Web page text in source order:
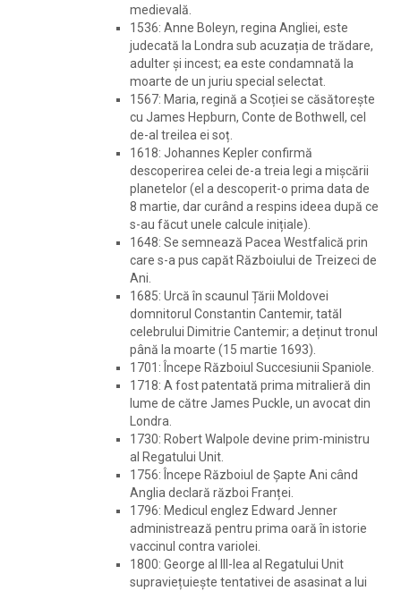
medievală.
1536: Anne Boleyn, regina Angliei, este
judecată la Londra sub acuzația de trădare,
adulter și incest; ea este condamnată la
moarte de un juriu special selectat.
1567: Maria, regină a Scoției se căsătorește
cu James Hepburn, Conte de Bothwell, cel
de-al treilea ei soț.
1618: Johannes Kepler confirmă
descoperirea celei de-a treia legi a mișcării
planetelor (el a descoperit-o prima data de
8 martie, dar curând a respins ideea după ce
s-au făcut unele calcule inițiale).
1648: Se semnează Pacea Westfalică prin
care s-a pus capăt Războiului de Treizeci de
Ani.
1685: Urcă în scaunul Țării Moldovei
domnitorul Constantin Cantemir, tatăl
celebrului Dimitrie Cantemir; a deținut tronul
până la moarte (15 martie 1693).
1701: Începe Războiul Succesiunii Spaniole.
1718: A fost patentată prima mitralieră din
lume de către James Puckle, un avocat din
Londra.
1730: Robert Walpole devine prim-ministru
al Regatului Unit.
1756: Începe Războiul de Șapte Ani când
Anglia declară război Franței.
1796: Medicul englez Edward Jenner
administrează pentru prima oară în istorie
vaccinul contra variolei.
1800: George al III-lea al Regatului Unit
supraviețuiește tentativei de asasinat a lui